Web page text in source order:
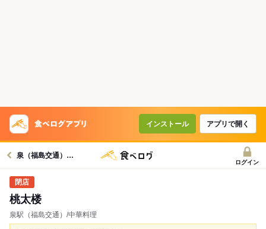
インストール アプリで開く
泉（福島交通）駅グルメへ
ログイン
桃太楼
泉駅（福島交通）/中華料理